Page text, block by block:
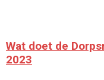
Wat doet de
2023